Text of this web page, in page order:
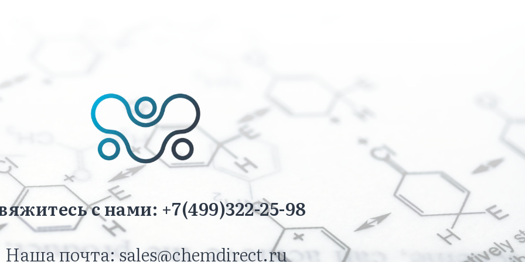
с нами: +7(499)322-25-98
Наша почта: sales@chemdirect.ru